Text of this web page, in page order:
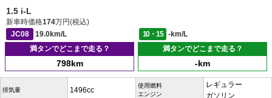
1.5 i-L
新車時価格174万円(税込)
JC08
19.0km/L 10・15
-km/L
満タンでどこまで走る？
798km
満タンでどこまで走る？
-km
排気量 1496cc
使用燃料
エンジン
レギュラー
ガソリン